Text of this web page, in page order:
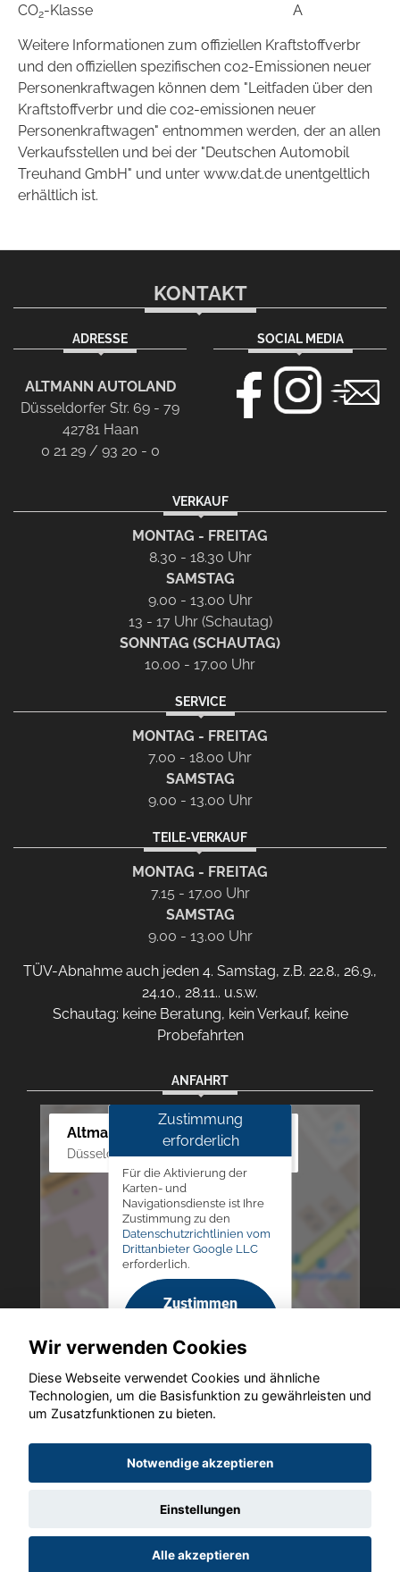
CO2-Klasse A
Weitere Informationen zum offiziellen Kraftstoffverbr
und den offiziellen spezifischen co2-Emissionen neuer
Personenkraftwagen können dem "Leitfaden über den
Kraftstoffverbr und die co2-emissionen neuer
Personenkraftwagen" entnommen werden, der an allen
Verkaufsstellen und bei der "Deutschen Automobil
Treuhand GmbH" und unter www.dat.de unentgeltlich
erhältlich ist.
KONTAKT
ADRESSE
ALTMANN AUTOLAND
Düsseldorfer Str. 69 - 79
42781 Haan
0 21 29 / 93 20 - 0
SOCIAL MEDIA
VERKAUF
MONTAG - FREITAG
8.30 - 18.30 Uhr
SAMSTAG
9.00 - 13.00 Uhr
13 - 17 Uhr (Schautag)
SONNTAG (SCHAUTAG)
10.00 - 17.00 Uhr
SERVICE
MONTAG - FREITAG
7.00 - 18.00 Uhr
SAMSTAG
9.00 - 13.00 Uhr
TEILE-VERKAUF
MONTAG - FREITAG
7.15 - 17.00 Uhr
SAMSTAG
9.00 - 13.00 Uhr
TÜV-Abnahme auch jeden 4. Samstag, z.B. 22.8., 26.9.,
24.10., 28.11.. u.s.w.
Schautag: keine Beratung, kein Verkauf, keine
Probefahrten
ANFAHRT
Altmann Autoland
Düsseldorfer Str. 69 - 79, 42781 Haan
Zustimmung
erforderlich
Für die Aktivierung der
Karten- und
Navigationsdienste ist Ihre
Zustimmung zu den
Datenschutzrichtlinien vom
Drittanbieter Google LLC
erforderlich.
Zustimmen
aktivieren
Copyright © 2026. Altmann Autoland
Datenschutz Impressum AGB
Wir verwenden Cookies
Diese Webseite verwendet Cookies und ähnliche
Technologien, um die Basisfunktion zu gewährleisten und
um Zusatzfunktionen zu bieten.
Notwendige akzeptieren
Einstellungen
Alle akzeptieren